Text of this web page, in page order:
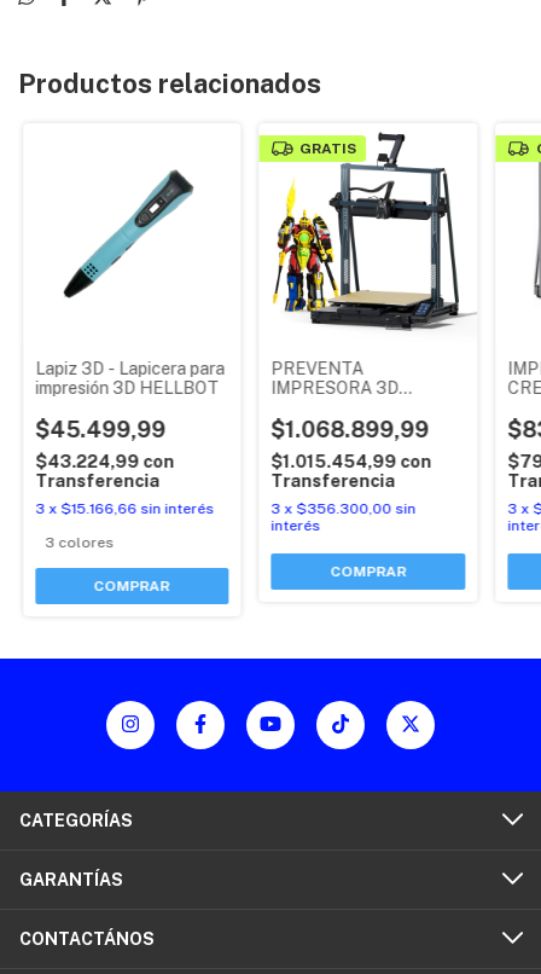
Productos relacionados
Lapiz 3D - Lapicera para
impresión 3D HELLBOT
$45.499,99
$43.224,99 con
Transferencia
3 x $15.166,66 sin interés
3 colores
COMPRAR
GRATIS
PREVENTA
IMPRESORA 3D
KLIPPER
(420X420X480)MM
$1.068.899,99
$1.015.454,99 con
Transferencia
3 x$356.300,00 sin
interés
3 x
CATEGORÍAS
GARANTÍAS
CONTACTÁNOS